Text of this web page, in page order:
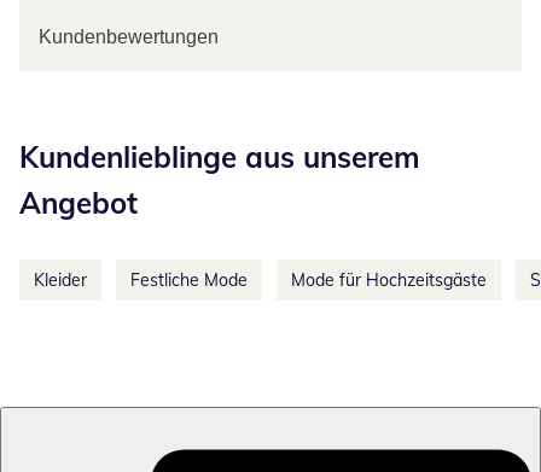
Kundenbewertungen
Kundenlieblinge aus unserem
Angebot
Kleider Festliche Mode Mode für Hochzeitsgäste